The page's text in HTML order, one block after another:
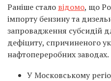
Раніше стало відомо, що
імпорту бензину та
запровадження субсидій
дефіциту, спричиненого
нафтопереробних заводах.
У Московському